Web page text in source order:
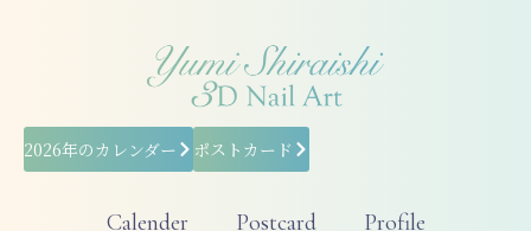
2026年のカレンダー ポストカード
Calender Postcard Profile